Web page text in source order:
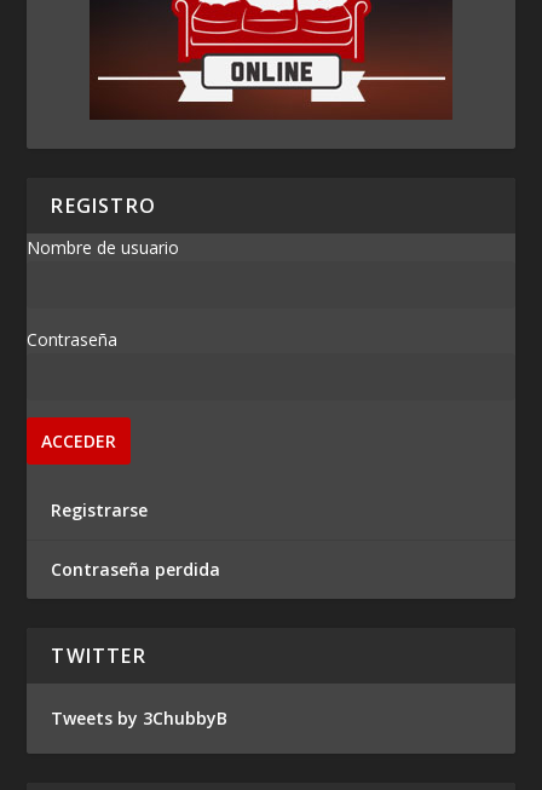
REGISTRO
Nombre de usuario
Contraseña
Registrarse
Contraseña perdida
TWITTER
Tweets by 3ChubbyB